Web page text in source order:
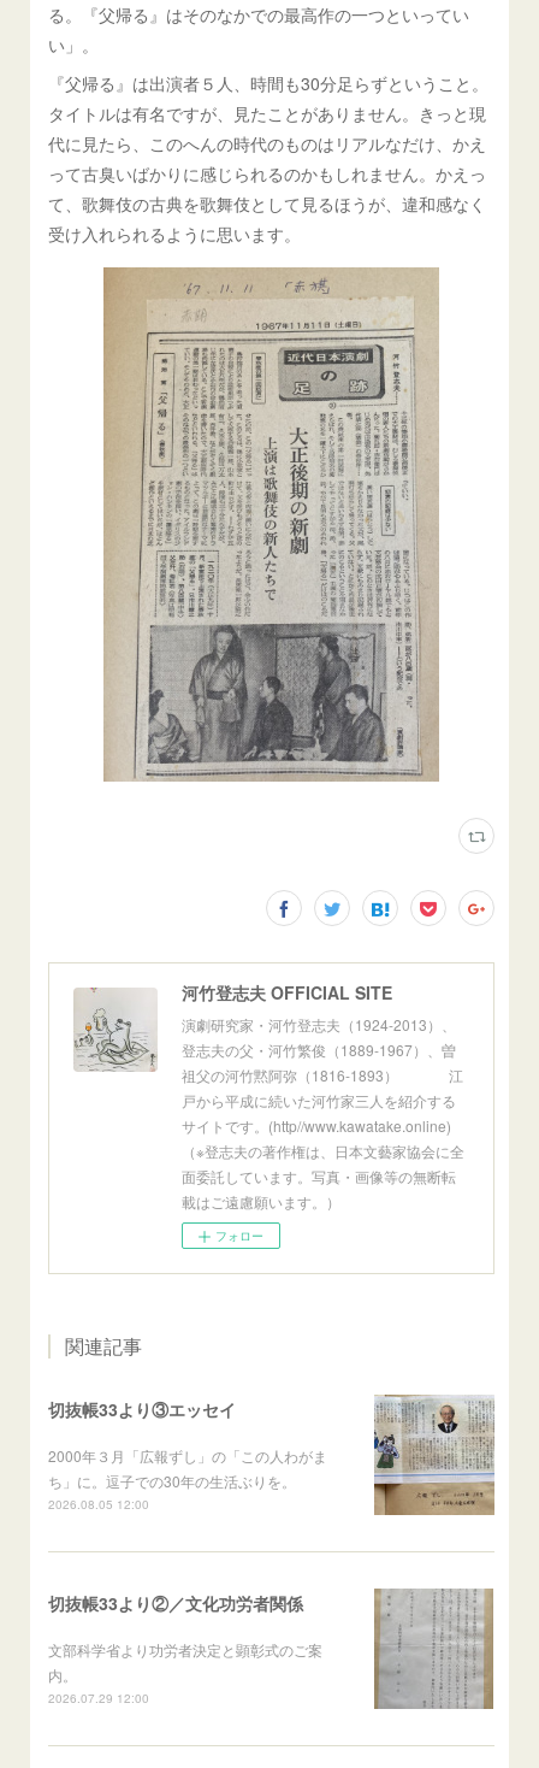
る。『父帰る』はそのなかでの最高作の一つといってい
い」。
『父帰る』は出演者５人、時間も30分足らずということ。
タイトルは有名ですが、見たことがありません。きっと現
代に見たら、このへんの時代のものはリアルなだけ、かえ
って古臭いばかりに感じられるのかもしれません。かえっ
て、歌舞伎の古典を歌舞伎として見るほうが、違和感なく
受け入れられるように思います。
河竹登志夫 OFFICIAL SITE
演劇研究家・河竹登志夫（1924-2013）、
登志夫の父・河竹繁俊（1889-1967）、曽
祖父の河竹黙阿弥（1816-1893） 江
戸から平成に続いた河竹家三人を紹介する
サイトです。(http//www.kawatake.online)
（※登志夫の著作権は、日本文藝家協会に全
面委託しています。写真・画像等の無断転
載はご遠慮願います。）
フォロー
関連記事
切抜帳33より③エッセイ
2000年３月「広報ずし」の「この人わがま
ち」に。逗子での30年の生活ぶりを。
2026.08.05 12:00
切抜帳33より②／文化功労者関係
文部科学省より功労者決定と顕彰式のご案
内。
2026.07.29 12:00